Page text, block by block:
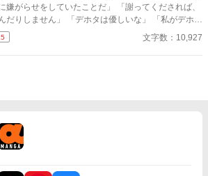
嫌がらせをしていたことだ」 「謝ってくだされば、
だりしません」 「デホタは優しいな」 「私がデホタ
をしてたんですって。あなた、知っていた？」 「存
それは不可能でしょう」 ※なろう様でも公開
文字数：10,927